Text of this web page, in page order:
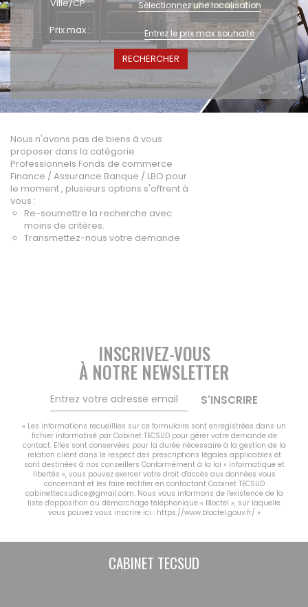
A vendre
Fonds de commerce
High-Tech
Hotel / Rest / Bar
Commerces Prox.
Distribution
Equipement
Artisanat
Transport / Garage
Imprimerie / Comm.
NOTRE GROUPE
Vousfinancer Narbonne
Immo Fox
Ville/CP : Sélectionnez une localisation
Prix max :
+ Plus de critères
Nous n'avons pas de biens à vous
proposer dans la catégorie
Professionnels Fonds de commerce
Finance / Assurance Banque / LBO pour
le moment , plusieurs options s'offrent à
vous :
Re-soumettre la recherche avec
moins de critères.
Transmettez-nous votre demande
INSCRIVEZ-VOUS
À NOTRE NEWSLETTER
S'INSCRIRE
« Les informations recueillies sur ce formulaire sont enregistrées dans un
fichier informatisé par Cabinet TECSUD pour gérer votre demande de
contact. Elles sont conservées pour la durée nécessaire à la gestion de la
relation client dans le respect des prescriptions légales applicables et
sont destinées à nos conseillers Conformément à la loi « informatique et
libertés », vous pouvez exercer votre droit d'accès aux données vous
concernant et les faire rectifier en contactant Cabinet TECSUD
cabinettecsudice@gmail.com. Nous vous informons de l'existence de la
liste d'opposition au démarchage téléphonique « Bloctel », sur laquelle
vous pouvez vous inscrire ici : https://www.bloctel.gouv.fr/ »
CABINET TECSUD